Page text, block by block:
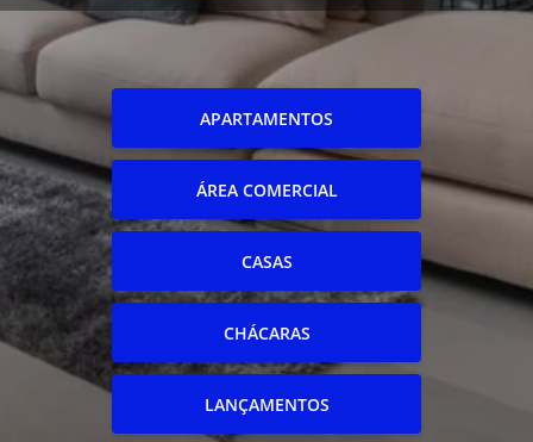
APARTAMENTOS
ÁREA COMERCIAL
CASAS
CHÁCARAS
LANÇAMENTOS